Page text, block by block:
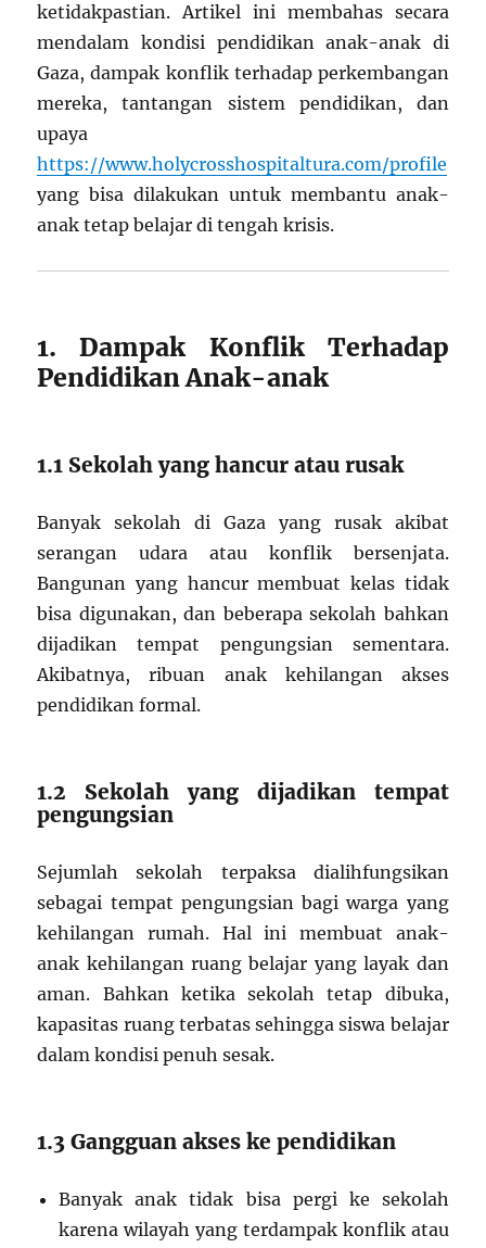
ketidakpastian. Artikel ini membahas secara
mendalam kondisi pendidikan anak-anak di
Gaza, dampak konflik terhadap perkembangan
mereka, tantangan sistem pendidikan, dan
upaya
https://www.holycrosshospitaltura.com/profile
yang bisa dilakukan untuk membantu anak-
anak tetap belajar di tengah krisis.
1. Dampak Konflik Terhadap
Pendidikan Anak-anak
1.1 Sekolah yang hancur atau rusak
Banyak sekolah di Gaza yang rusak akibat
serangan udara atau konflik bersenjata.
Bangunan yang hancur membuat kelas tidak
bisa digunakan, dan beberapa sekolah bahkan
dijadikan tempat pengungsian sementara.
Akibatnya, ribuan anak kehilangan akses
pendidikan formal.
1.2 Sekolah yang dijadikan tempat
pengungsian
Sejumlah sekolah terpaksa dialihfungsikan
sebagai tempat pengungsian bagi warga yang
kehilangan rumah. Hal ini membuat anak-
anak kehilangan ruang belajar yang layak dan
aman. Bahkan ketika sekolah tetap dibuka,
kapasitas ruang terbatas sehingga siswa belajar
dalam kondisi penuh sesak.
1.3 Gangguan akses ke pendidikan
Banyak anak tidak bisa pergi ke sekolah
karena wilayah yang terdampak konflik atau